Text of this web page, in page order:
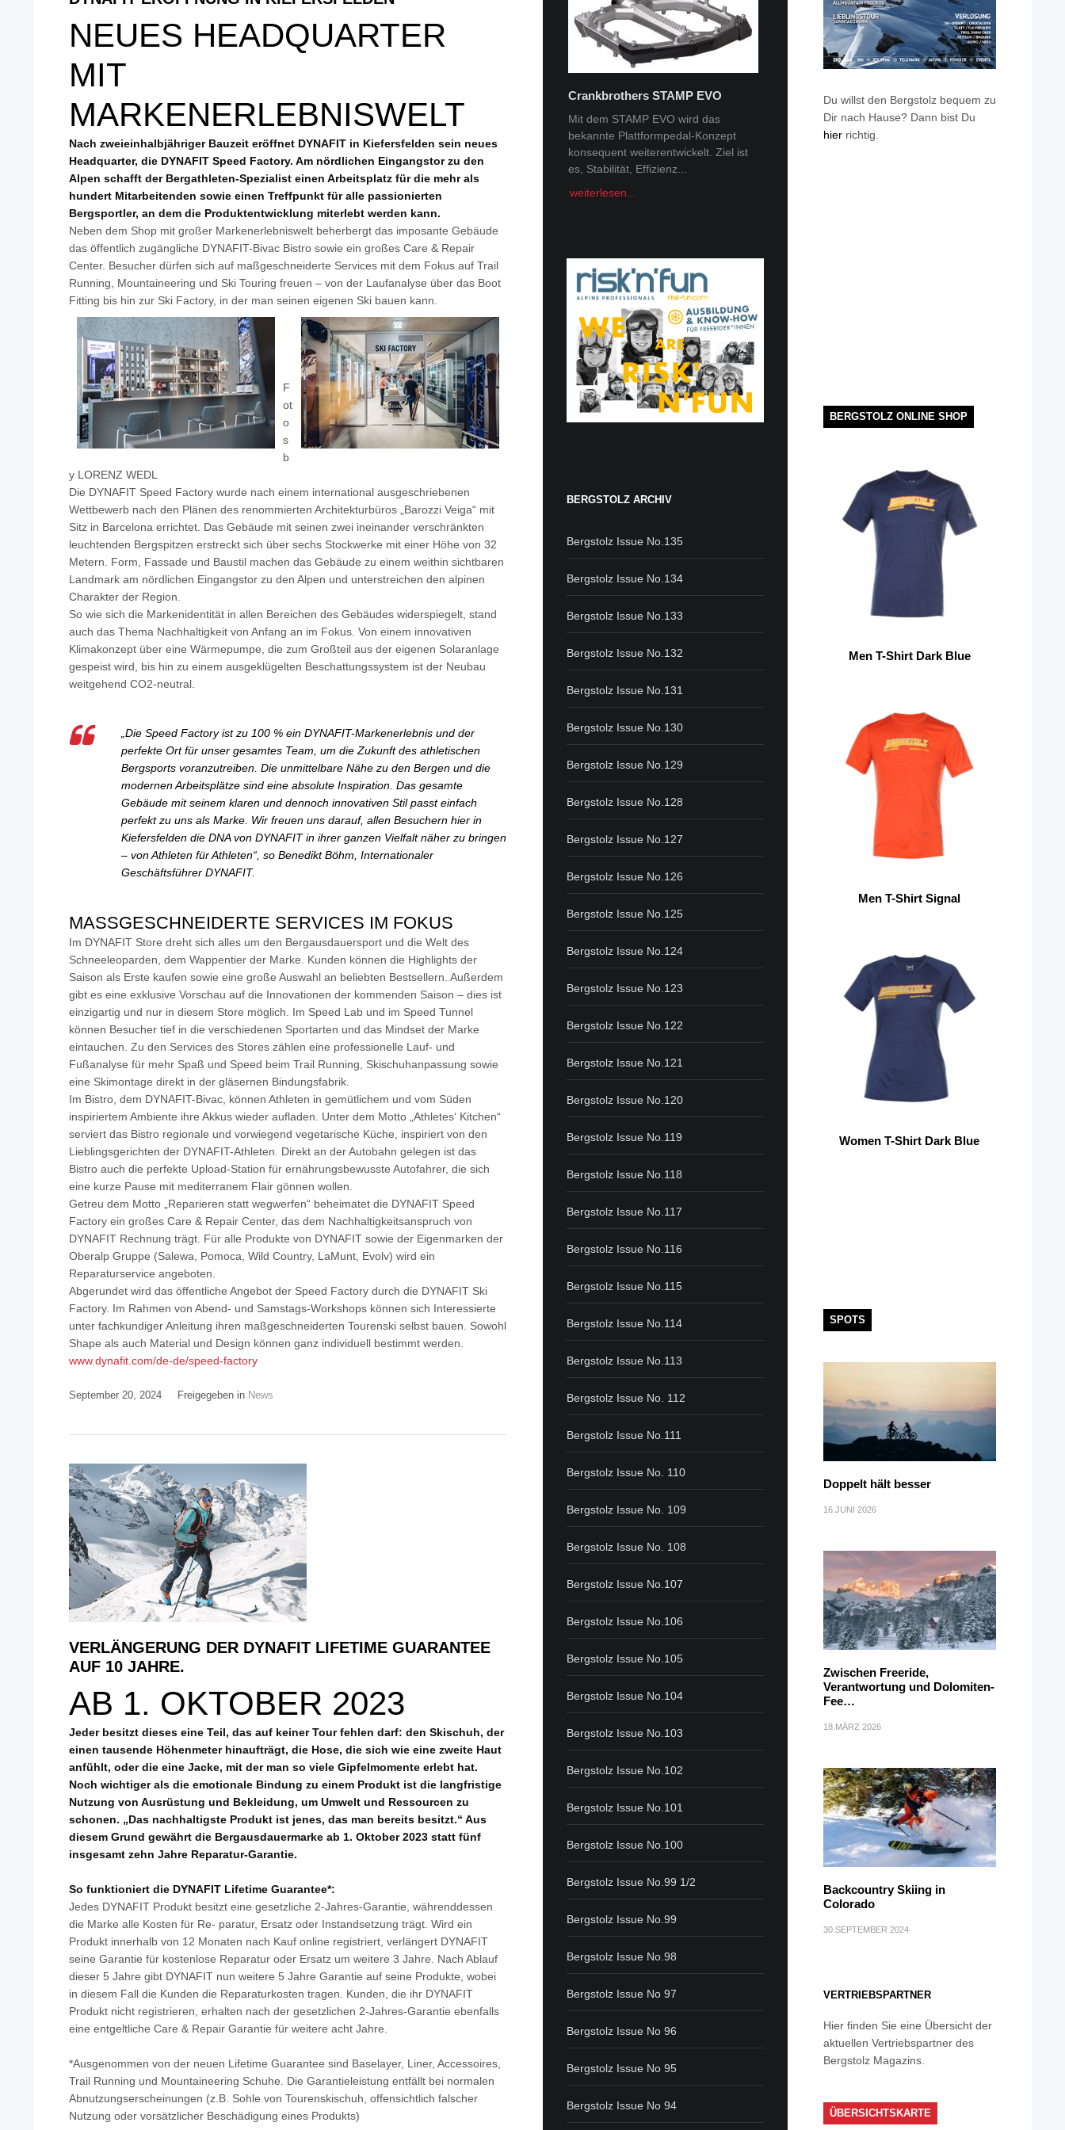
NEUES HEADQUARTER
MIT
MARKENERLEBNISWELT
Nach zweieinhalbjähriger Bauzeit eröffnet DYNAFIT in Kiefersfelden sein neues
Headquarter, die DYNAFIT Speed Factory. Am nördlichen Eingangstor zu den
Alpen schafft der Bergathleten-Spezialist einen Arbeitsplatz für die mehr als
hundert Mitarbeitenden sowie einen Treffpunkt für alle passionierten
Bergsportler, an dem die Produktentwicklung miterlebt werden kann.
Neben dem Shop mit großer Markenerlebniswelt beherbergt das imposante Gebäude
das öffentlich zugängliche DYNAFIT-Bivac Bistro sowie ein großes Care & Repair
Center. Besucher dürfen sich auf maßgeschneiderte Services mit dem Fokus auf Trail
Running, Mountaineering und Ski Touring freuen – von der Laufanalyse über das Boot
Fitting bis hin zur Ski Factory, in der man seinen eigenen Ski bauen kann.
F
ot
o
s
b
y LORENZ WEDL
Die DYNAFIT Speed Factory wurde nach einem international ausgeschriebenen
Wettbewerb nach den Plänen des renommierten Architekturbüros „Barozzi Veiga“ mit
Sitz in Barcelona errichtet. Das Gebäude mit seinen zwei ineinander verschränkten
leuchtenden Bergspitzen erstreckt sich über sechs Stockwerke mit einer Höhe von 32
Metern. Form, Fassade und Baustil machen das Gebäude zu einem weithin sichtbaren
Landmark am nördlichen Eingangstor zu den Alpen und unterstreichen den alpinen
Charakter der Region.
So wie sich die Markenidentität in allen Bereichen des Gebäudes widerspiegelt, stand
auch das Thema Nachhaltigkeit von Anfang an im Fokus. Von einem innovativen
Klimakonzept über eine Wärmepumpe, die zum Großteil aus der eigenen Solaranlage
gespeist wird, bis hin zu einem ausgeklügelten Beschattungssystem ist der Neubau
weitgehend CO2-neutral.
„Die Speed Factory ist zu 100 % ein DYNAFIT-Markenerlebnis und der
perfekte Ort für unser gesamtes Team, um die Zukunft des athletischen
Bergsports voranzutreiben. Die unmittelbare Nähe zu den Bergen und die
modernen Arbeitsplätze sind eine absolute Inspiration. Das gesamte
Gebäude mit seinem klaren und dennoch innovativen Stil passt einfach
perfekt zu uns als Marke. Wir freuen uns darauf, allen Besuchern hier in
Kiefersfelden die DNA von DYNAFIT in ihrer ganzen Vielfalt näher zu bringen
– von Athleten für Athleten“, so Benedikt Böhm, Internationaler
Geschäftsführer DYNAFIT.
MASSGESCHNEIDERTE SERVICES IM FOKUS
Im DYNAFIT Store dreht sich alles um den Bergausdauersport und die Welt des
Schneeleoparden, dem Wappentier der Marke. Kunden können die Highlights der
Saison als Erste kaufen sowie eine große Auswahl an beliebten Bestsellern. Außerdem
gibt es eine exklusive Vorschau auf die Innovationen der kommenden Saison – dies ist
einzigartig und nur in diesem Store möglich. Im Speed Lab und im Speed Tunnel
können Besucher tief in die verschiedenen Sportarten und das Mindset der Marke
eintauchen. Zu den Services des Stores zählen eine professionelle Lauf- und
Fußanalyse für mehr Spaß und Speed beim Trail Running, Skischuhanpassung sowie
eine Skimontage direkt in der gläsernen Bindungsfabrik.
Im Bistro, dem DYNAFIT-Bivac, können Athleten in gemütlichem und vom Süden
inspiriertem Ambiente ihre Akkus wieder aufladen. Unter dem Motto „Athletes‘ Kitchen“
serviert das Bistro regionale und vorwiegend vegetarische Küche, inspiriert von den
Lieblingsgerichten der DYNAFIT-Athleten. Direkt an der Autobahn gelegen ist das
Bistro auch die perfekte Upload-Station für ernährungsbewusste Autofahrer, die sich
eine kurze Pause mit mediterranem Flair gönnen wollen.
Getreu dem Motto „Reparieren statt wegwerfen“ beheimatet die DYNAFIT Speed
Factory ein großes Care & Repair Center, das dem Nachhaltigkeitsanspruch von
DYNAFIT Rechnung trägt. Für alle Produkte von DYNAFIT sowie der Eigenmarken der
Oberalp Gruppe (Salewa, Pomoca, Wild Country, LaMunt, Evolv) wird ein
Reparaturservice angeboten.
Abgerundet wird das öffentliche Angebot der Speed Factory durch die DYNAFIT Ski
Factory. Im Rahmen von Abend- und Samstags-Workshops können sich Interessierte
unter fachkundiger Anleitung ihren maßgeschneiderten Tourenski selbst bauen. Sowohl
Shape als auch Material und Design können ganz individuell bestimmt werden.
www.dynafit.com/de-de/speed-factory
September 20, 2024 Freigegeben in News
VERLÄNGERUNG DER DYNAFIT LIFETIME GUARANTEE
AUF 10 JAHRE.
AB 1. OKTOBER 2023
Jeder besitzt dieses eine Teil, das auf keiner Tour fehlen darf: den Skischuh, der
einen tausende Höhenmeter hinaufträgt, die Hose, die sich wie eine zweite Haut
anfühlt, oder die eine Jacke, mit der man so viele Gipfelmomente erlebt hat.
Noch wichtiger als die emotionale Bindung zu einem Produkt ist die langfristige
Nutzung von Ausrüstung und Bekleidung, um Umwelt und Ressourcen zu
schonen. „Das nachhaltigste Produkt ist jenes, das man bereits besitzt.“ Aus
diesem Grund gewährt die Bergausdauermarke ab 1. Oktober 2023 statt fünf
insgesamt zehn Jahre Reparatur-Garantie.
So funktioniert die DYNAFIT Lifetime Guarantee*:
Jedes DYNAFIT Produkt besitzt eine gesetzliche 2-Jahres-Garantie, währenddessen
die Marke alle Kosten für Re- paratur, Ersatz oder Instandsetzung trägt. Wird ein
Produkt innerhalb von 12 Monaten nach Kauf online registriert, verlängert DYNAFIT
seine Garantie für kostenlose Reparatur oder Ersatz um weitere 3 Jahre. Nach Ablauf
dieser 5 Jahre gibt DYNAFIT nun weitere 5 Jahre Garantie auf seine Produkte, wobei
in diesem Fall die Kunden die Reparaturkosten tragen. Kunden, die ihr DYNAFIT
Produkt nicht registrieren, erhalten nach der gesetzlichen 2-Jahres-Garantie ebenfalls
eine entgeltliche Care & Repair Garantie für weitere acht Jahre.
*Ausgenommen von der neuen Lifetime Guarantee sind Baselayer, Liner, Accessoires,
Trail Running und Mountaineering Schuhe. Die Garantieleistung entfällt bei normalen
Abnutzungserscheinungen (z.B. Sohle von Tourenskischuh, offensichtlich falscher
Nutzung oder vorsätzlicher Beschädigung eines Produkts)
Crankbrothers STAMP EVO
Mit dem STAMP EVO wird das
bekannte Plattformpedal-Konzept
konsequent weiterentwickelt. Ziel ist
es, Stabilität, Effizienz...
weiterlesen...
Tobi Tritscher x Van Deer
Im Schnee Zuhause Name: Tobi
Trischer Alter: 31Homespot:
Schladming, AustriaSponsoren: Van
BERGSTOLZ ARCHIV
Bergstolz Issue No.135
Bergstolz Issue No.134
Bergstolz Issue No.133
Bergstolz Issue No.132
Bergstolz Issue No.131
Bergstolz Issue No.130
Bergstolz Issue No.129
Bergstolz Issue No.128
Bergstolz Issue No.127
Bergstolz Issue No.126
Bergstolz Issue No.125
Bergstolz Issue No.124
Bergstolz Issue No.123
Bergstolz Issue No.122
Bergstolz Issue No.121
Bergstolz Issue No.120
Bergstolz Issue No.119
Bergstolz Issue No.118
Bergstolz Issue No.117
Bergstolz Issue No.116
Bergstolz Issue No.115
Bergstolz Issue No.114
Bergstolz Issue No.113
Bergstolz Issue No. 112
Bergstolz Issue No.111
Bergstolz Issue No. 110
Bergstolz Issue No. 109
Bergstolz Issue No. 108
Bergstolz Issue No.107
Bergstolz Issue No.106
Bergstolz Issue No.105
Bergstolz Issue No.104
Bergstolz Issue No.103
Bergstolz Issue No.102
Bergstolz Issue No.101
Bergstolz Issue No.100
Bergstolz Issue No.99 1/2
Bergstolz Issue No.99
Bergstolz Issue No.98
Bergstolz Issue No 97
Bergstolz Issue No 96
Bergstolz Issue No 95
Bergstolz Issue No 94
Du willst den Bergstolz bequem zu
Dir nach Hause? Dann bist Du
hierrichtig.
BERGSTOLZ ONLINE SHOP
Men T-Shirt Dark Blue
Men T-Shirt Signal
Women T-Shirt Dark Blue
SPOTS
Doppelt hält besser
16.JUNI 2026
Zwischen Freeride,
Verantwortung und Dolomiten-
Fee…
18.MÄRZ 2026
Backcountry Skiing in
Colorado
30.SEPTEMBER 2024
VERTRIEBSPARTNER
Hier finden Sie eine Übersicht der
aktuellen Vertriebspartner des
Bergstolz Magazins.
ÜBERSICHTSKARTE